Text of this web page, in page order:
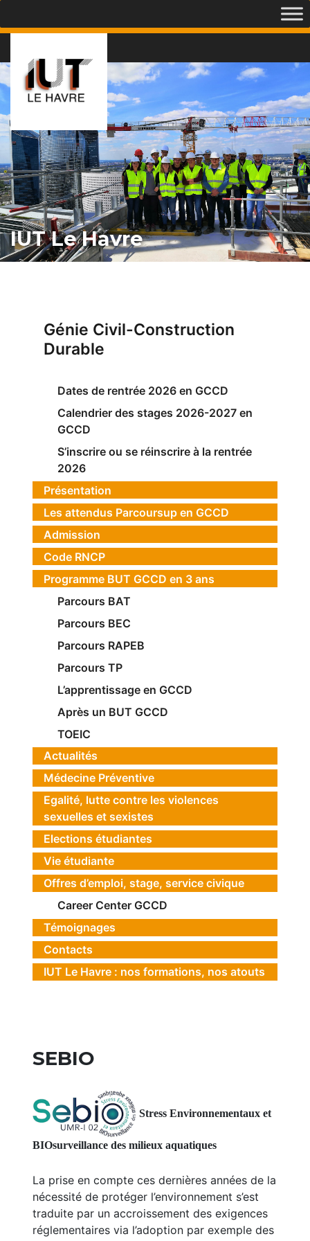
IUT Le Havre
Génie Civil-Construction
Durable
Dates de rentrée 2026 en GCCD
Calendrier des stages 2026-2027 en
GCCD
S’inscrire ou se réinscrire à la rentrée
2026
Présentation
Les attendus Parcoursup en GCCD
Admission
Code RNCP
Programme BUT GCCD en 3 ans
Parcours BAT
Parcours BEC
Parcours RAPEB
Parcours TP
L’apprentissage en GCCD
Après un BUT GCCD
TOEIC
Actualités
Médecine Préventive
Egalité, lutte contre les violences
sexuelles et sexistes
Elections étudiantes
Vie étudiante
Offres d’emploi, stage, service civique
Career Center GCCD
Témoignages
Contacts
IUT Le Havre : nos formations, nos atouts
SEBIO
Stress Environnementaux et
BIOsurveillance des milieux aquatiques
La prise en compte ces dernières années de la
nécessité de protéger l’environnement s’est
traduite par un accroissement des exigences
réglementaires via l’adoption par exemple des